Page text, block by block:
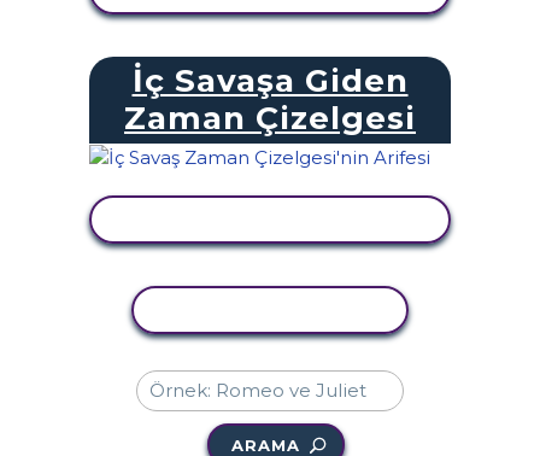
İç Savaşa Giden
Zaman Çizelgesi
ARAMA